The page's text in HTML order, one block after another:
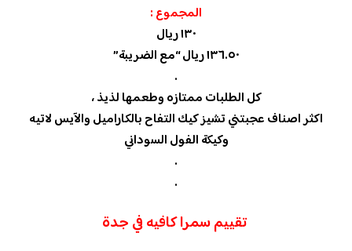
المجموع :
١٣٠ ريال
١٣٦.٥٠ ريال “مع الضريبة”
.
كل الطلبات ممتازه وطعمها لذيذ ،
اكثر اصناف عجبتني تشيز كيك التفاح بالكاراميل والآيس لاتيه
وكيكة الفول السوداني
.
.
تقييم سمرا كافيه في جدة